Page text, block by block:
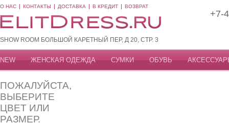
О НАС КОНТАКТЫ ДОСТАВКА В КРЕДИТ ВОЗВРАТ
SHOW ROOM БОЛЬШОЙ КАРЕТНЫЙ ПЕР, Д 20, СТР. 3
+7-
NEW ЖЕНСКАЯ ОДЕЖДА СУМКИ ОБУВЬ
ПОЖАЛУЙСТА,
ВЫБЕРИТЕ
ЦВЕТ ИЛИ
РАЗМЕР.